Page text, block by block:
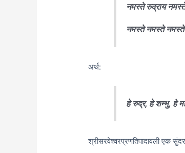
नमस्ते रुद्राय
नमस्ते नमस्ते
अर्थ:
हे रुद्र, हे शम्भु, हे
श्रीसरवेश्वरप्रणतिपादावली एक